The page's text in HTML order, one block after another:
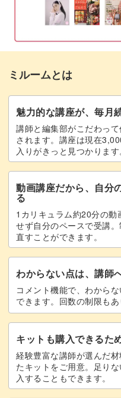
こっちの柄を見せて使っ
から裏の模様が見えるよ
もできます。
です♪
カードホルダーもち
完成したネックストラッ
うカードホルダーに活躍。
自分だけのデザインで、
くことができます。
心を込めて作ったストラ
レゼントとしても喜ばれ
ミルームとは
魅力的な講座が、毎月
講師と編集部がこだわっ
されます。講座は現在
入りがきっと見つかります
動画講座だから、自分
る
1カリキュラム約20分の動
せず自分のペースで受講
直すことができます。
わからない点は、講師
コメント機能で、わから
できます。回数の制限もあ
キットも購入できるた
経験豊富な講師が選んだ
たキットをご用意。足り
入することもできます。